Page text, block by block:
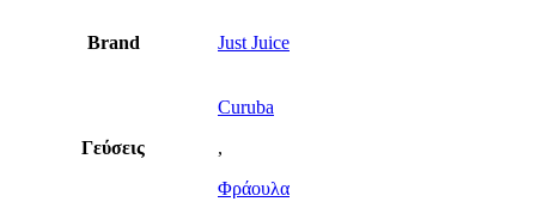
Brand Just Juice
Γεύσεις
Curuba
,
Φράουλα